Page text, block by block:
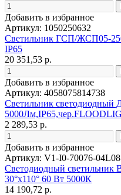
Добавить в избранное
Артикул: 1050250632
Светильник ГСП/ЖСП05-
IP65
20 351,53 р.
Добавить в избранное
Артикул: 4058075814738
Светильник светодиодный
2 289,53 р.
Добавить в избранное
Артикул: V1-I0-70076-
Светодиодный
30°х110° 60 Вт 5000К
14 190,72 р.